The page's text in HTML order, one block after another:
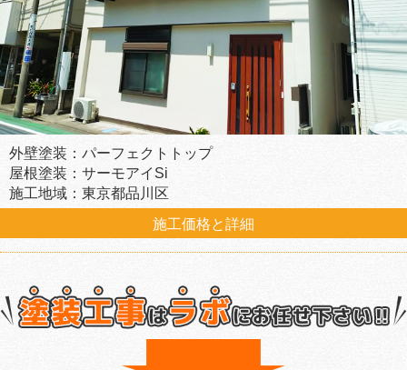
外壁塗装：パーフェクトトップ
屋根塗装：サーモアイSi
施工地域：東京都品川区
施工価格と詳細